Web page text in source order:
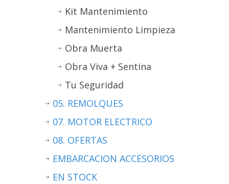
Kit Mantenimiento
Mantenimiento Limpieza
Obra Muerta
Obra Viva + Sentina
Tu Seguridad
05. REMOLQUES
07. MOTOR ELECTRICO
08. OFERTAS
EMBARCACION ACCESORIOS
EN STOCK